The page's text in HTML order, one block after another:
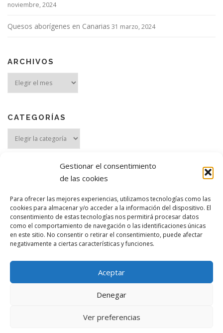
Gestionar el consentimiento
de las cookies
Para ofrecer las mejores experiencias, utilizamos tecnologías como las
cookies para almacenar y/o acceder a la información del dispositivo. El
consentimiento de estas tecnologías nos permitirá procesar datos
como el comportamiento de navegación o las identificaciones únicas
en este sitio. No consentir o retirar el consentimiento, puede afectar
negativamente a ciertas características y funciones.
Aceptar
Denegar
Ver preferencias
noviembre, 2024
Quesos aborígenes en Canarias 31 marzo, 2024
ARCHIVOS
CATEGORÍAS
MANTENTE ACTUALIZADO
Copyright © 2026 Ana Belén González